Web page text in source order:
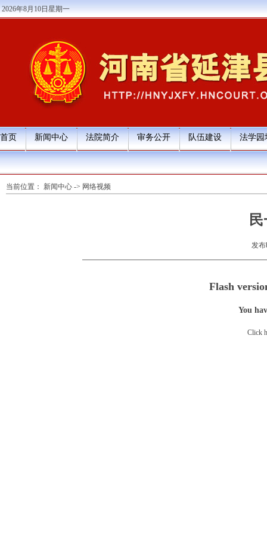
2026年8月10日星期一
首页 新闻中心 法院简介 审务公开 队伍建设 法学园
当前位置： 新闻中心 -> 网络视频
发布
Flash
You
Click